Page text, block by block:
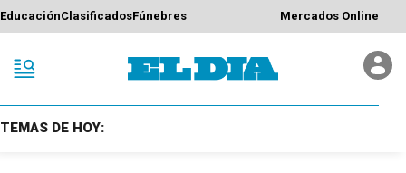
EducaciónClasificadosFúnebres Mercados Online
TEMAS DE HOY: